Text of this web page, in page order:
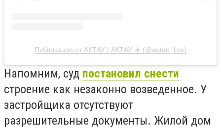
Публикация от АҚТАУ | АКТАУ ☀️ (@aqtau_live)
Напомним, суд постановил снести
строение как незаконно возведенное. У
застройщика отсутствуют
разрешительные документы. Жилой дом